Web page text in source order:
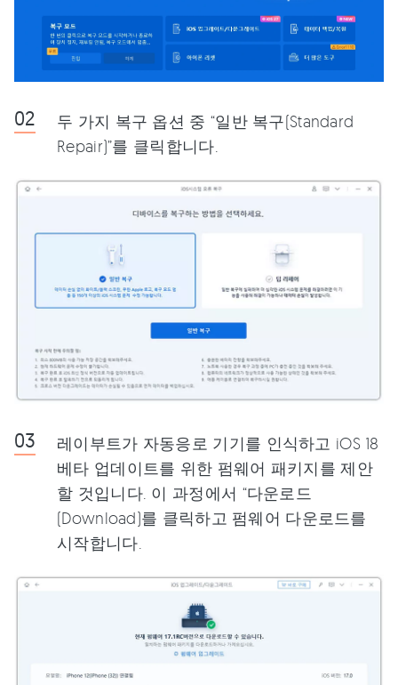
두 가지 복구 옵션 중 “일반 복구(Standard
Repair)”를 클릭합니다.
레이부트가 자동응로 기기를 인식하고 iOS 18
베타 업데이트를 위한 펌웨어 패키지를 제안
할 것입니다. 이 과정에서 “다운로드
(Download)를 클릭하고 펌웨어 다운로드를
시작합니다.